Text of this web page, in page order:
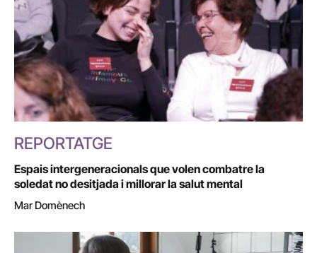
REPORTATGE
Espais intergeneracionals que volen combatre la
soledat no desitjada i millorar la salut mental
Mar Domènech